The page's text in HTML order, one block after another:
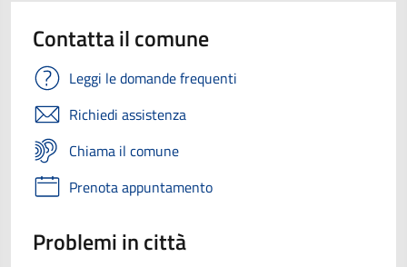
Contatta il comune
Leggi le domande frequenti
Richiedi assistenza
Chiama il comune
Prenota appuntamento
Problemi in città